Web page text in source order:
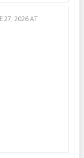
27, 2026 AT